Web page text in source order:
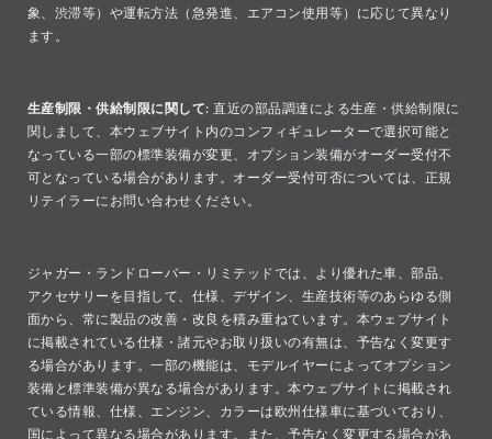
象、渋滞等）や運転方法（急発進、エアコン使用等）に応じて異なり
ます。
生産制限・供給制限に関して: 直近の部品調達による生産・供給制限に
関しまして、本ウェブサイト内のコンフィギュレーターで選択可能と
なっている一部の標準装備が変更、オプション装備がオーダー受付不
可となっている場合があります。オーダー受付可否については、正規
リテイラーにお問い合わせください。
ジャガー・ランドローバー・リミテッドでは、より優れた車、部品、
アクセサリーを目指して、仕様、デザイン、生産技術等のあらゆる側
面から、常に製品の改善・改良を積み重ねています。本ウェブサイト
に掲載されている仕様・諸元やお取り扱いの有無は、予告なく変更す
る場合があります。一部の機能は、モデルイヤーによってオプション
装備と標準装備が異なる場合があります。本ウェブサイトに掲載され
ている情報、仕様、エンジン、カラーは欧州仕様車に基づいており、
国によって異なる場合があります。また、予告なく変更する場合があ